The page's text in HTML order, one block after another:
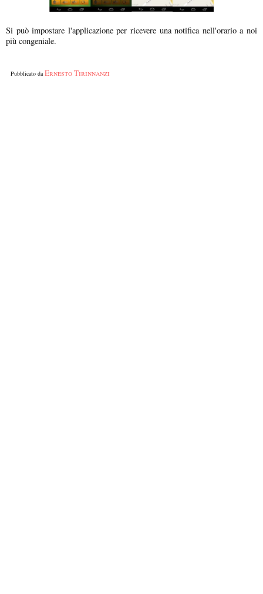
Si può impostare l'applicazione per ricevere una notifica nell'orario a noi
più congeniale.
Pubblicato daErnesto Tirinnanzi